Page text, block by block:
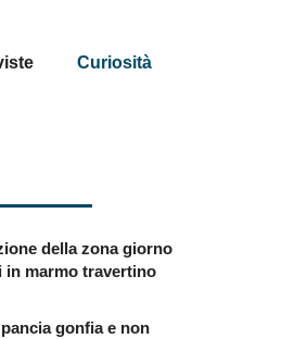
Curiosità
della zona giorno
in marmo travertino
gonfia e non